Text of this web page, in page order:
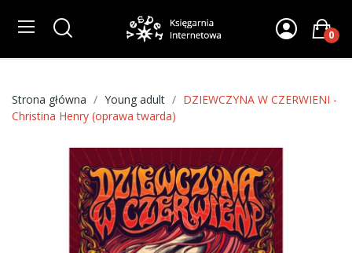
0
Strona główna Young adult
DZIEWCZYNA W CZERWIENI -
Christina Henry (oprawa twarda)